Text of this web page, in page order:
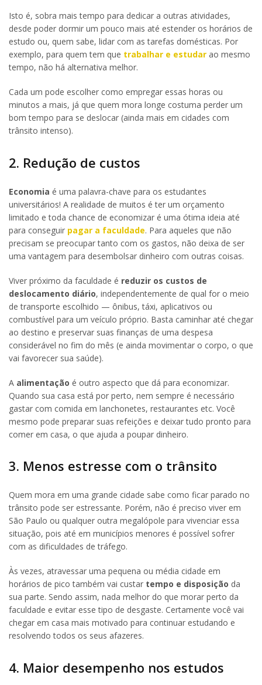
Isto é, sobra mais tempo para dedicar a outras atividades,
desde poder dormir um pouco mais até estender os horários de
estudo ou, quem sabe, lidar com as tarefas domésticas. Por
exemplo, para quem tem que trabalhar e estudar ao mesmo
tempo, não há alternativa melhor.
Cada um pode escolher como empregar essas horas ou
minutos a mais, já que quem mora longe costuma perder um
bom tempo para se deslocar (ainda mais em cidades com
trânsito intenso).
2. Redução de custos
Economia é uma palavra-chave para os estudantes
universitários! A realidade de muitos é ter um orçamento
limitado e toda chance de economizar é uma ótima ideia até
para conseguir pagar a faculdade. Para aqueles que não
precisam se preocupar tanto com os gastos, não deixa de ser
uma vantagem para desembolsar dinheiro com outras coisas.
Viver próximo da faculdade é reduzir os custos de
deslocamento diário, independentemente de qual for o meio
de transporte escolhido — ônibus, táxi, aplicativos ou
combustível para um veículo próprio. Basta caminhar até chegar
ao destino e preservar suas finanças de uma despesa
considerável no fim do mês (e ainda movimentar o corpo, o que
vai favorecer sua saúde).
A alimentação é outro aspecto que dá para economizar.
Quando sua casa está por perto, nem sempre é necessário
gastar com comida em lanchonetes, restaurantes etc. Você
mesmo pode preparar suas refeições e deixar tudo pronto para
comer em casa, o que ajuda a poupar dinheiro.
3. Menos estresse com o trânsito
Quem mora em uma grande cidade sabe como ficar parado no
trânsito pode ser estressante. Porém, não é preciso viver em
São Paulo ou qualquer outra megalópole para vivenciar essa
situação, pois até em municípios menores é possível sofrer
com as dificuldades de tráfego.
Às vezes, atravessar uma pequena ou média cidade em
horários de pico também vai custar tempo e disposição da
sua parte. Sendo assim, nada melhor do que morar perto da
faculdade e evitar esse tipo de desgaste. Certamente você vai
chegar em casa mais motivado para continuar estudando e
resolvendo todos os seus afazeres.
4. Maior desempenho nos estudos